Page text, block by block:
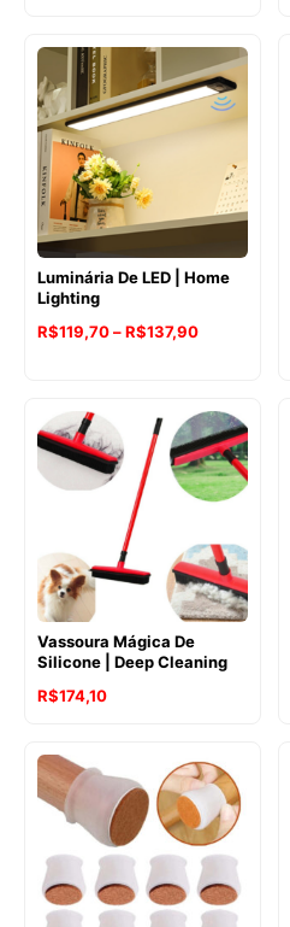
Luminária De LED | Home
Lighting
R$119,70–R$137,90Faixa
R$119,70
através
R$137,90
Vassoura Mágica De
Silicone | Deep Cleaning
R$174,10